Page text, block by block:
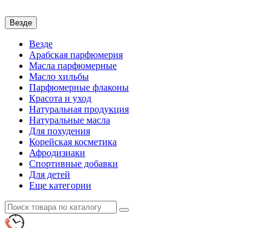
Везде
Везде
Арабская парфюмерия
Масла парфюмерные
Масло хильбы
Парфюмерные флаконы
Красота и уход
Натуральная продукция
Натуральные масла
Для похудения
Корейская косметика
Афродизиаки
Спортивные добавки
Для детей
Еще категории